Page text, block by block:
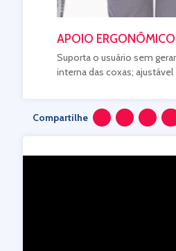
APOIO
Suporta o usuário sem
interna das coxas;
Compartilhe